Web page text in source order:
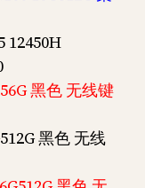
12450H
黑色 无线键
黑色 无线